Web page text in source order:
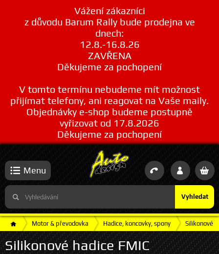
Vážení zákazníci
z důvodu Barum Rally bude prodejna ve
dnech:
12.8.-16.8.26
ZAVŘENA
Děkujeme za pochopení
V tomto termínu nebudeme mít možnost
přijímat telefony, ani reagovat na Vaše maily.
Objednávky e-shop budeme postupně
vyřizovat od 17.8.2026
Děkujeme za pochopení
Vyhledat
Menu
Motor & převodovka Hadice, koncovky, spony Silikonové
Silikonové hadice FMIC